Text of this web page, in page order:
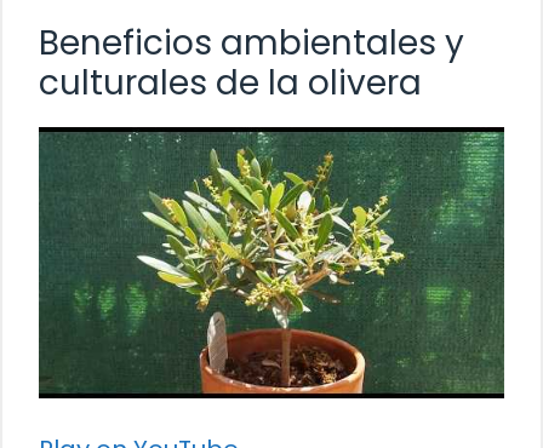
Beneficios ambientales y
culturales de la olivera